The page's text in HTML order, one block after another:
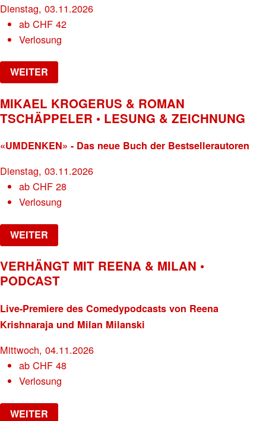
Dienstag, 03.11.2026
abCHF 42
Verlosung
WEITER
MIKAEL KROGERUS & ROMAN
TSCHÄPPELER • LESUNG & ZEICHNUNG
«UMDENKEN» - Das neue Buch der Bestsellerautoren
Dienstag, 03.11.2026
abCHF 28
Verlosung
WEITER
VERHÄNGT MIT REENA & MILAN •
PODCAST
Live-Premiere des Comedypodcasts von Reena
Krishnaraja und Milan Milanski
Mittwoch, 04.11.2026
abCHF 48
Verlosung
WEITER